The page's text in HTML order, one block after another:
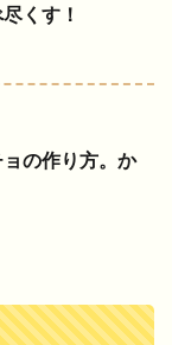
くす！
ョの作り方。か